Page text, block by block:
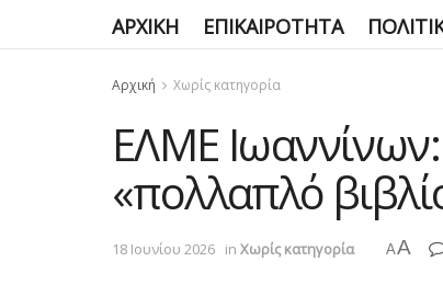
ΑΡΧΙΚΗ ΕΠΙΚΑΙΡΟΤΗΤΑ
Αρχική Χωρίς κατηγορία
ΕΛΜΕ
«πολλαπλό
18 Ιουνίου 2026 in Χωρίς κατηγορία AA